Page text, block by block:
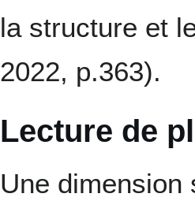
la structure et
2022, p.363).
Lecture de
Une dimension